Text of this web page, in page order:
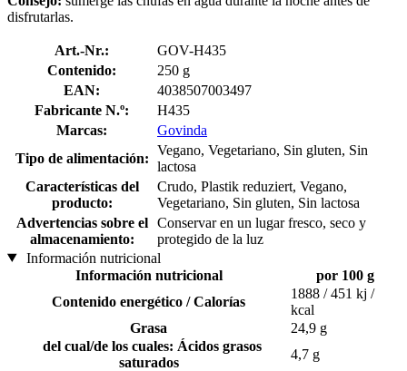
disfrutarlas.
Art.-Nr.:
GOV-H435
Contenido:
250 g
EAN:
4038507003497
Fabricante N.º:
H435
Marcas:
Govinda
Tipo de alimentación:
Vegano, Vegetariano, Sin gluten, Sin
lactosa
Características del
producto:
Crudo, Plastik reduziert, Vegano,
Vegetariano, Sin gluten, Sin lactosa
Advertencias sobre el
almacenamiento:
Conservar en un lugar fresco, seco y
protegido de la luz
Información nutricional
Información nutricional
por 100 g
Contenido energético / Calorías
1888 / 451 kj /
kcal
Grasa
24,9 g
del cual/de los cuales: Ácidos grasos
saturados
4,7 g